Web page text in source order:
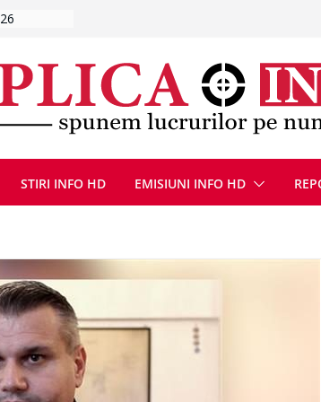
după
se
8 august
STIRI INFO HD EMISIUNI INFO HD